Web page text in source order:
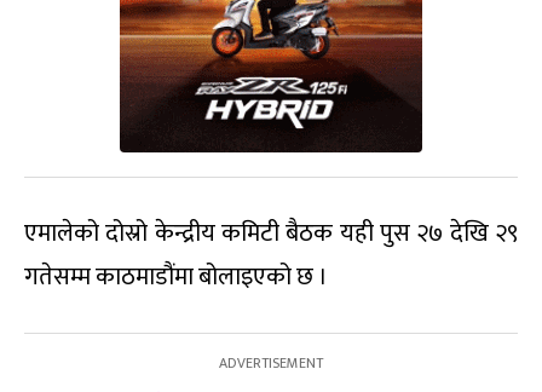
एमालेको दोस्रो केन्द्रीय कमिटी बैठक यही पुस २७ देखि २९
गतेसम्म काठमाडौंमा बोलाइएको छ ।